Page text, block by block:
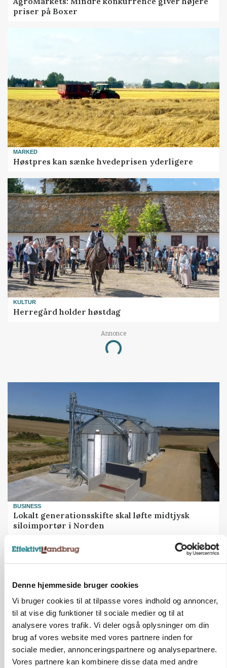
Denne hjemmeside bruger cookies
Vi bruger cookies til at tilpasse vores indhold og annoncer,
til at vise dig funktioner til sociale medier og til at
analysere vores trafik. Vi deler også oplysninger om din
brug af vores website med vores partnere inden for
sociale medier, annonceringspartnere og analysepartnere.
Vores partnere kan kombinere disse data med andre
priser på Boxer
MARKED
Høstpres kan sænke hvedeprisen yderligere
KULTUR
Herregård holder høstdag
Annonce
Loading...
BUSINESS
Lokalt generationsskifte skal løfte midtjysk
siloimportør i Norden